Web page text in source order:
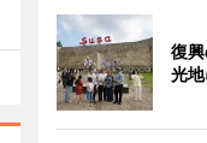
復
光